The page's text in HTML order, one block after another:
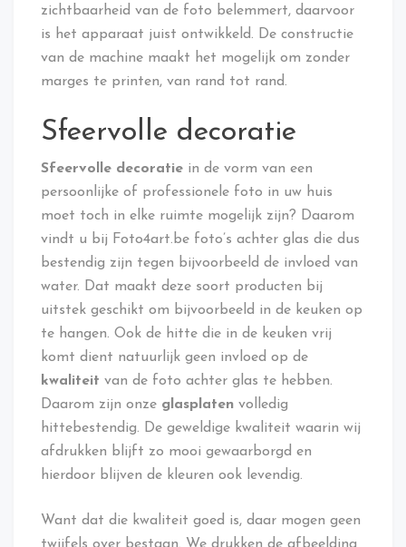
zichtbaarheid van de foto belemmert, daarvoor
is het apparaat juist ontwikkeld. De constructie
van de machine maakt het mogelijk om zonder
marges te printen, van rand tot rand.
Sfeervolle decoratie
Sfeervolle decoratie in de vorm van een
persoonlijke of professionele foto in uw huis
moet toch in elke ruimte mogelijk zijn? Daarom
vindt u bij Foto4art.be foto’s achter glas die dus
bestendig zijn tegen bijvoorbeeld de invloed van
water. Dat maakt deze soort producten bij
uitstek geschikt om bijvoorbeeld in de keuken op
te hangen. Ook de hitte die in de keuken vrij
komt dient natuurlijk geen invloed op de
kwaliteit van de foto achter glas te hebben.
Daarom zijn onze glasplaten volledig
hittebestendig. De geweldige kwaliteit waarin wij
afdrukken blijft zo mooi gewaarborgd en
hierdoor blijven de kleuren ook levendig.
Want dat die kwaliteit goed is, daar mogen geen